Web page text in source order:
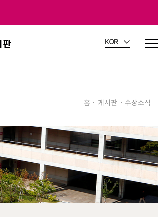
판 KOR
홈 게시판 수상소식